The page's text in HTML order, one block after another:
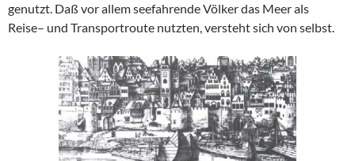
genutzt. Daß vor allem seefahrende Völker das Meer als
Reise– und Transportroute nutzten, versteht sich von selbst.